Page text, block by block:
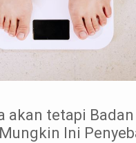
akan tetapi
Ini